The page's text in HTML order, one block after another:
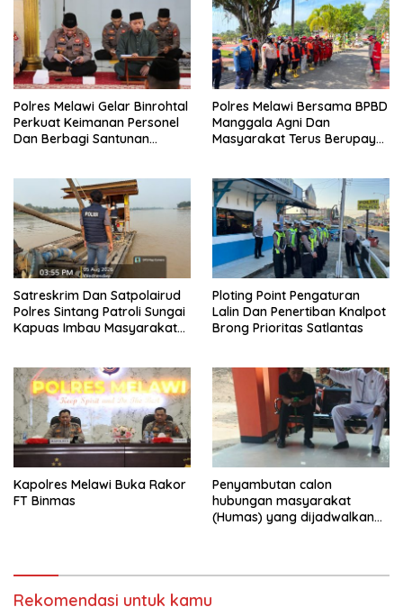
Polres Melawi Gelar Binrohtal
Perkuat Keimanan Personel
Dan Berbagi Santunan
Polres Melawi Bersama BPBD
Manggala Agni Dan
Masyarakat Terus Berupaya
Satreskrim Dan Satpolairud
Polres Sintang Patroli Sungai
Kapuas Imbau Masyarakat
Ploting Point Pengaturan
Lalin Dan Penertiban Knalpot
Brong Prioritas Satlantas
Kapolres Melawi Buka Rakor
FT Binmas
‎Penyambutan calon
hubungan masyarakat
(Humas) yang dijadwalkan
menuai sorotan tajam
Rekomendasi untuk kamu